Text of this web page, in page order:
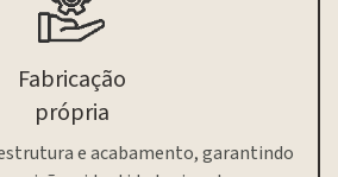
Fabricação
própria
e acabamento, garantindo